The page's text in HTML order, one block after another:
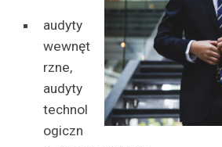
audyty
wewnęt
rzne,
audyty
technol
ogiczn